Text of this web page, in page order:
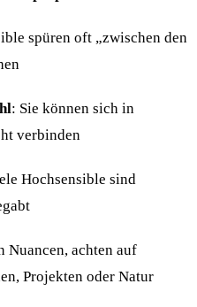
spüren oft „zwischen den
: Sie können sich in
verbinden
Hochsensible sind
Nuancen, achten auf
Projekten oder Natur